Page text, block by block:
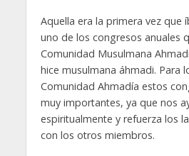
Aquella era la primera vez que
uno de los congresos anuales
Comunidad Musulmana
hice musulmana áhmadi. Para
Comunidad Ahmadía estos
muy importantes, ya que nos
espiritualmente y refuerza los
con los otros miembros.